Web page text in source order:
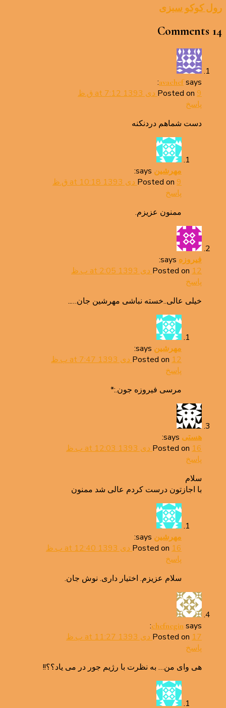
رول کوکو سبزی
14 Comments
avachef says:
Posted on 9 دی 1393 at 7:12 ق.ظ
پاسخ
دست شماهم دردنکنه
مهرشین says:
Posted on 9 دی 1393 at 10:18 ق.ظ
پاسخ
ممنون عزیزم.
فیروزه says:
Posted on 12 دی 1393 at 2:05 ب.ظ
پاسخ
خیلی عالی..خسته نباشی مهرشین جان…..
مهرشین says:
Posted on 12 دی 1393 at 7:47 ب.ظ
پاسخ
مرسی فیروزه جون.:*
هستی says:
Posted on 16 دی 1393 at 12:03 ب.ظ
پاسخ
سلام
با اجازتون درست کردم عالی شد ممنون
مهرشین says:
Posted on 16 دی 1393 at 12:40 ب.ظ
پاسخ
سلام عزیزم. اختیار داری. نوش جان.
chefnegin says:
Posted on 17 دی 1393 at 11:27 ب.ظ
پاسخ
هی وای من… به نظرت با رژیم جور در می یاد؟؟!!